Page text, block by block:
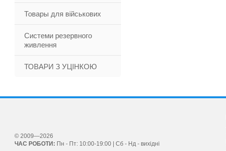
Товары для військових
Системи резервного
живлення
ТОВАРИ З УЦІНКОЮ
© 2009—2026
ЧАС РОБОТИ: Пн - Пт: 10:00-19:00 | Сб - Нд - вихідні